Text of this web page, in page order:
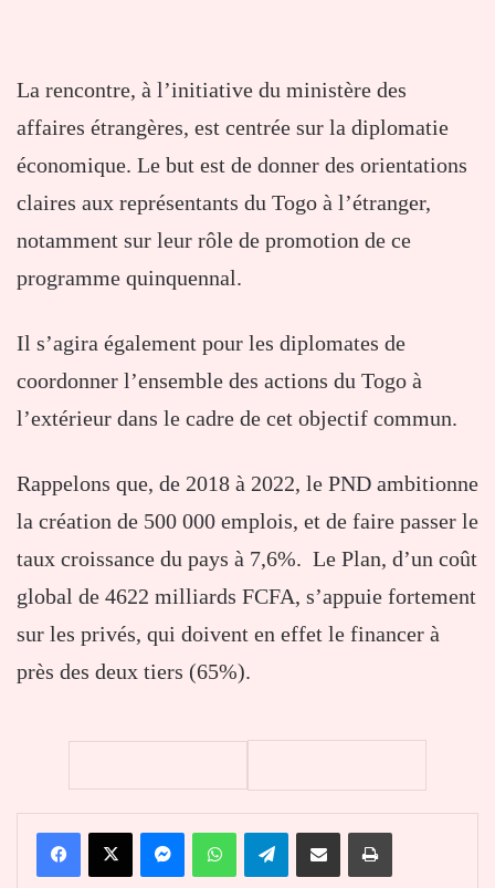
La rencontre, à l’initiative du ministère des
affaires étrangères, est centrée sur la diplomatie
économique. Le but est de donner des orientations
claires aux représentants du Togo à l’étranger,
notamment sur leur rôle de promotion de ce
programme quinquennal.
Il s’agira également pour les diplomates de
coordonner l’ensemble des actions du Togo à
l’extérieur dans le cadre de cet objectif commun.
Rappelons que, de 2018 à 2022, le PND ambitionne
la création de 500 000 emplois, et de faire passer le
taux croissance du pays à 7,6%. Le Plan, d’un coût
global de 4622 milliards FCFA, s’appuie fortement
sur les privés, qui doivent en effet le financer à
près des deux tiers (65%).
FacebookX MessengerWhatsAppTelegramPartager par email Imprimer